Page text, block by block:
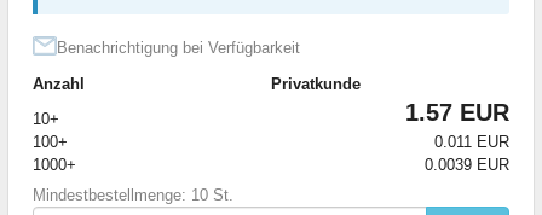
Benachrichtigung bei Verfügbarkeit
Anzahl
Privatkunde
10+
1.57 EUR
100+
0.011 EUR
1000+
0.0039 EUR
Mindestbestellmenge: 10 St.